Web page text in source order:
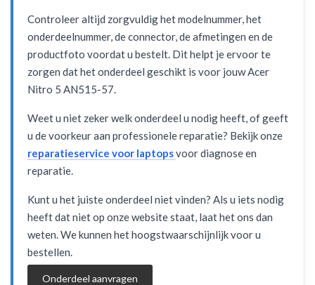
Controleer altijd zorgvuldig het modelnummer, het
onderdeelnummer, de connector, de afmetingen en de
productfoto voordat u bestelt. Dit helpt je ervoor te
zorgen dat het onderdeel geschikt is voor jouw Acer
Nitro 5 AN515-57.
Weet u niet zeker welk onderdeel u nodig heeft, of geeft
u de voorkeur aan professionele reparatie? Bekijk onze
reparatieservice voor laptopsvoor diagnose en
reparatie.
Kunt u het juiste onderdeel niet vinden? Als u iets nodig
heeft dat niet op onze website staat, laat het ons dan
weten. We kunnen het hoogstwaarschijnlijk voor u
bestellen.
Onderdeel aanvragen